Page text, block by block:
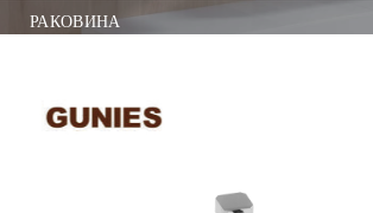
РАКОВИНА